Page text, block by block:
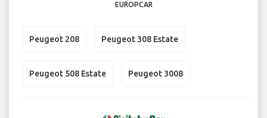
EUROPCAR
Peugeot 208 Peugeot 308 Estate
Peugeot 508 Estate Peugeot 3008